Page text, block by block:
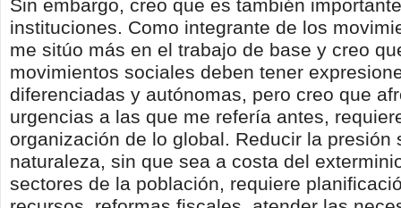
Sin embargo, creo que es también
instituciones. Como integrante de los
me sitúo más en el trabajo de base y creo
movimientos sociales deben tener
diferenciadas y autónomas, pero creo que
urgencias a las que me refería antes,
organización de lo global. Reducir la presión
naturaleza, sin que sea a costa del
sectores de la población, requiere